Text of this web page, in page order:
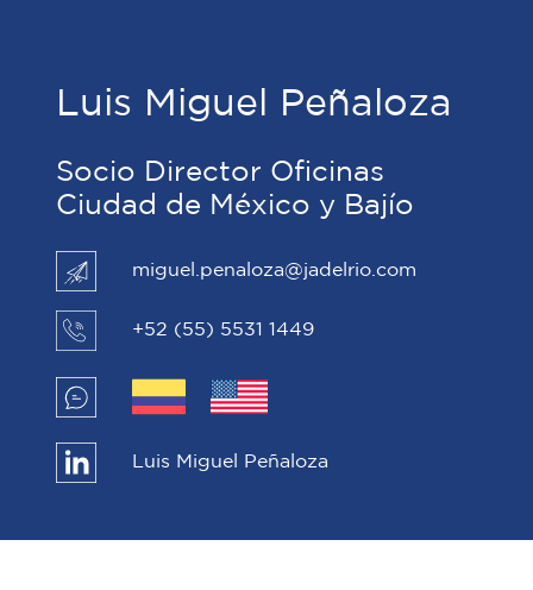
Luis Miguel Peñaloza
Socio Director Oficinas
Ciudad de México y Bajío
miguel.penaloza@jadelrio.com
+52 (55) 5531 1449
Luis Miguel Peñaloza